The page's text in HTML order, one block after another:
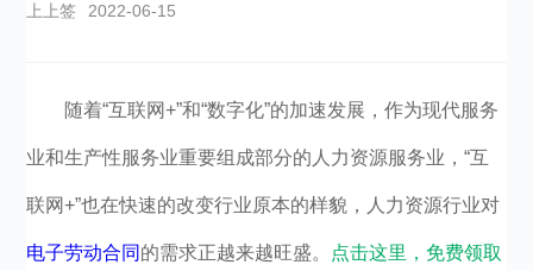
上上签 2022-06-15
随着“互联网+”和“数字化”的加速发展，作为现代服务
业和生产性服务业重要组成部分的人力资源服务业，“互
联网+”也在快速的改变行业原本的样貌，人力资源行业对
电子劳动合同 的需求正越来越旺盛。 点击这里，免费领取